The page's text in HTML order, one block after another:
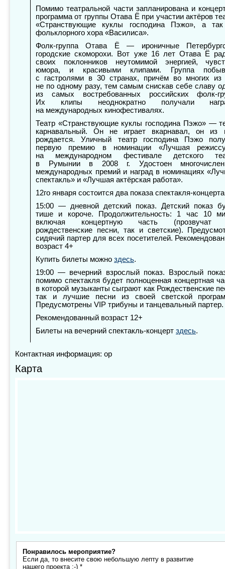
Помимо театральной части запланирована и
программа от группы Отава Ё при участии актёров
«Странствующие куклы господина Пэжо», а
фольклорного хора «Василиса».
Фолк-группа Отава Ё — ироничные
городские скоморохи. Вот уже 16 лет Отава Ё
своих поклонников неутомимой энергией,
юмора, и красивыми клипами. Группа
с гастролями в 30 странах, причём во многих из
не по одному разу, тем самым снискав себе славу
из самых востребованных российских фолк-
Их клипы неоднократно получали
на международных кинофестивалях.
Театр «Странствующие куклы господина Пэжо» —
карнавальный. Он не играет вкарнавал, он из
рождается. Уличный театр господина Пэжо
первую премию в номинации «Лучшая
на международном фестивале детского
в Румынии в 2008 г. Удостоен
международных премий и наград в номинациях
спектакль» и «Лучшая актёрская работа».
12го января состоится два показа спектакля-
15:00 — дневной детский показ. Детский показ
тише и короче. Продолжительность: 1 час 10
включая концертную часть (прозвучат
рождественские песни, так и светские).
сидячий партер для всех посетителей.
возраст 4+
Купить билеты можно здесь.
19:00 — вечерний взрослый показ. Взрослый
помимо спектакля будет полноценная концертная
в которой музыканты сыграют как Рождественские
так и лучшие песни из своей светской
Предусмотрены VIP трибуны и танцевальный партер.
Рекомендованный возраст 12+
Билеты на вечерний спектакль-концерт здесь.
Контактная информация: ор
Карта
Понравилось мероприятие?
Если да, то внесите свою небольшую лепту в развитие
нашего проекта :-) *